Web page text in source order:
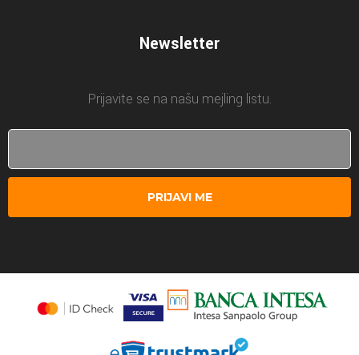
Newsletter
Prijavite se na našu mejling listu.
PRIJAVI ME